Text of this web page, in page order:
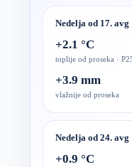
Nedelja od 17. avg
+2.1 °C
toplije od proseka ·
+3.9 mm
vlažnije od proseka
Nedelja od 24. avg
+0.9 °C